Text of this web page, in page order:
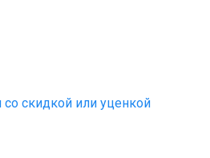
скидкой или уценкой